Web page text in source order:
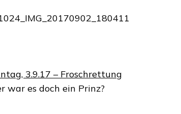
3.9.17 – Froschrettung
war es doch ein Prinz?